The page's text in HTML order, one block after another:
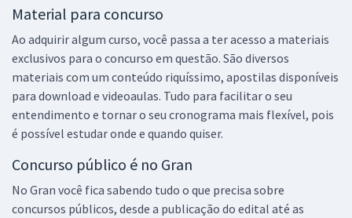
Material para concurso
Ao adquirir algum curso, você passa a ter acesso a materiais
exclusivos para o concurso em questão. São diversos
materiais com um conteúdo riquíssimo, apostilas disponíveis
para download e videoaulas. Tudo para facilitar o seu
entendimento e tornar o seu cronograma mais flexível, pois
é possível estudar onde e quando quiser.
Concurso público é no Gran
No Gran você fica sabendo tudo o que precisa sobre
concursos públicos, desde a publicação do edital até as